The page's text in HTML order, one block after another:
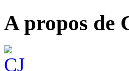
A propos de